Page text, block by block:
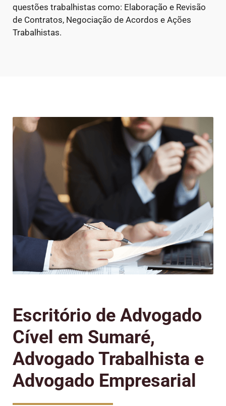
questões trabalhistas como: Elaboração e Revisão
de Contratos, Negociação de Acordos e Ações
Trabalhistas.
Escritório de Advogado
Cível em Sumaré,
Advogado Trabalhista e
Advogado Empresarial